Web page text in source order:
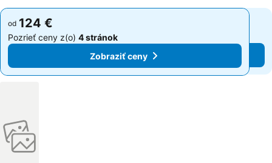
od 124 €
Pozrieť ceny z(o) 4 stránok
Zobraziť ceny
od 124 €
Pozrieť ceny z(o) 4 stránok
Zobraziť ceny